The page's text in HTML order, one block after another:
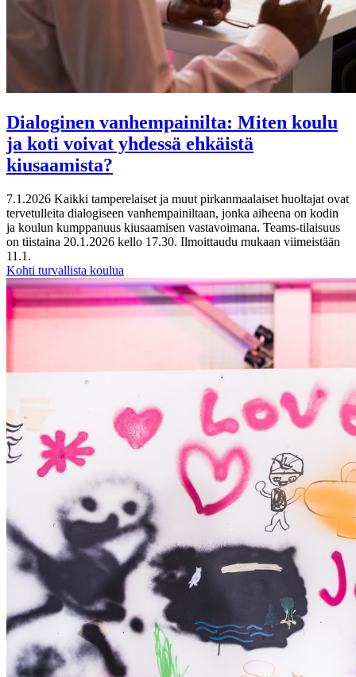
Dialoginen vanhempainilta: Miten koulu
ja koti voivat yhdessä ehkäistä
kiusaamista?
7.1.2026 Kaikki tamperelaiset ja muut pirkanmaalaiset huoltajat ovat
tervetulleita dialogiseen vanhempainiltaan, jonka aiheena on kodin
ja koulun kumppanuus kiusaamisen vastavoimana. Teams-tilaisuus
on tiistaina 20.1.2026 kello 17.30. Ilmoittaudu mukaan viimeistään
11.1.
Kohti turvallista koulua